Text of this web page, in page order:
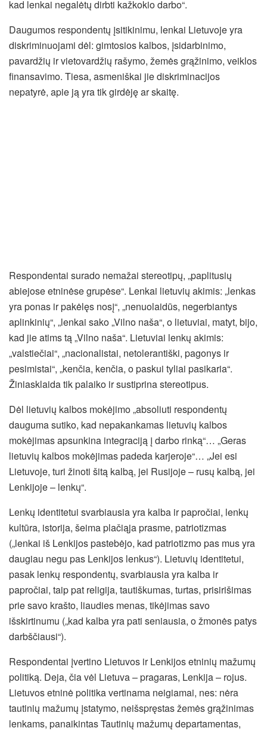
kad lenkai negalėtų dirbti kažkokio darbo“.
Daugumos respondentų įsitikinimu, lenkai Lietuvoje yra
diskriminuojami dėl: gimtosios kalbos, įsidarbinimo,
pavardžių ir vietovardžių rašymo, žemės grąžinimo, veiklos
finansavimo. Tiesa, asmeniškai jie diskriminacijos
nepatyrė, apie ją yra tik girdėję ar skaitę.
Respondentai surado nemažai stereotipų, „paplitusių
abiejose etninėse grupėse“. Lenkai lietuvių akimis: „lenkas
yra ponas ir pakėlęs nosį“, „nenuolaidūs, negerbiantys
aplinkinių“, „lenkai sako „Vilno naša“, o lietuviai, matyt, bijo,
kad jie atims tą „Vilno naša“. Lietuviai lenkų akimis:
„valstiečiai“, „nacionalistai, netolerantiški, pagonys ir
pesimistai“, „kenčia, kenčia, o paskui tyliai pasikaria“.
Žiniasklaida tik palaiko ir sustiprina stereotipus.
Dėl lietuvių kalbos mokėjimo „absoliuti respondentų
dauguma sutiko, kad nepakankamas lietuvių kalbos
mokėjimas apsunkina integraciją į darbo rinką“… „Geras
lietuvių kalbos mokėjimas padeda karjeroje“… „Jei esi
Lietuvoje, turi žinoti šitą kalbą, jei Rusijoje – rusų kalbą, jei
Lenkijoje – lenkų“.
Lenkų identitetui svarbiausia yra kalba ir papročiai, lenkų
kultūra, istorija, šeima plačiąja prasme, patriotizmas
(„lenkai iš Lenkijos pastebėjo, kad patriotizmo pas mus yra
daugiau negu pas Lenkijos lenkus“). Lietuvių identitetui,
pasak lenkų respondentų, svarbiausia yra kalba ir
papročiai, taip pat religija, tautiškumas, turtas, prisirišimas
prie savo krašto, liaudies menas, tikėjimas savo
išskirtinumu („kad kalba yra pati seniausia, o žmonės patys
darbščiausi“).
Respondentai įvertino Lietuvos ir Lenkijos etninių mažumų
politiką. Deja, čia vėl Lietuva – pragaras, Lenkija – rojus.
Lietuvos etninė politika vertinama neigiamai, nes: nėra
tautinių mažumų įstatymo, neišspręstas žemės grąžinimas
lenkams, panaikintas Tautinių mažumų departamentas,